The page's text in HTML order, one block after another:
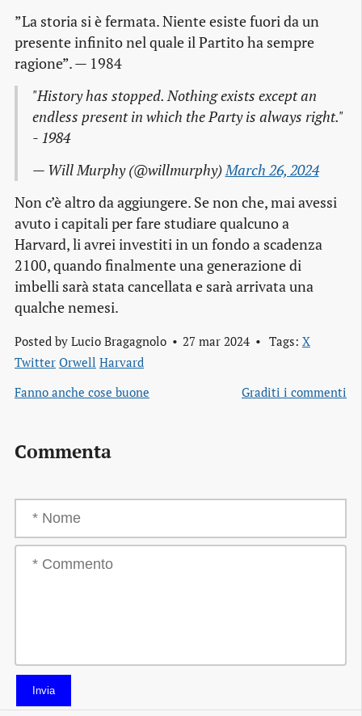
”La storia si è fermata. Niente esiste fuori da un
presente infinito nel quale il Partito ha sempre
ragione”. — 1984
"History has stopped. Nothing exists except an
endless present in which the Party is always right."
- 1984
— Will Murphy (@willmurphy)March 26, 2024
Non c’è altro da aggiungere. Se non che, mai avessi
avuto i capitali per fare studiare qualcuno a
Harvard, li avrei investiti in un fondo a scadenza
2100, quando finalmente una generazione di
imbelli sarà stata cancellata e sarà arrivata una
qualche nemesi.
Posted by Lucio Bragagnolo 27 mar 2024 Tags: X
Twitter Orwell Harvard
Fanno anche cose buone
Graditi i commenti
Commenta
Invia